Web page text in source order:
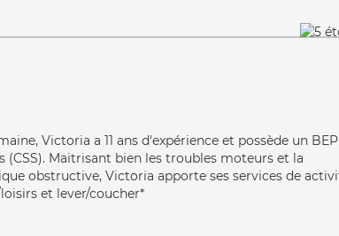
Victoria a 11 ans d'expérience et possède un BEP
(CSS). Maitrisant bien les troubles moteurs et la
obstructive, Victoria apporte ses services de
et lever/coucher*